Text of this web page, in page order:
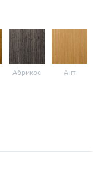
Абрикос Ант